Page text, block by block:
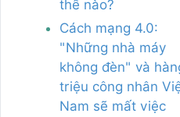
thế nào?
Cách mạng 4.0:
"Những nhà máy
không đèn" và
triệu công nhân
Nam sẽ mất việc